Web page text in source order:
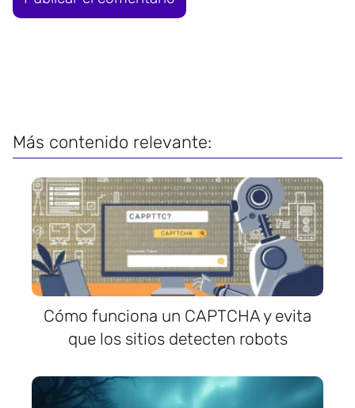
Más contenido relevante:
Cómo funciona un CAPTCHA y evita
que los sitios detecten robots